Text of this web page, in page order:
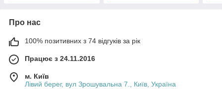
Про нас
100% позитивних з 74 відгуків за рік
Працює з 24.11.2016
м. Київ
Лівий берег, вул Зрошувальна 7., Київ, Україна